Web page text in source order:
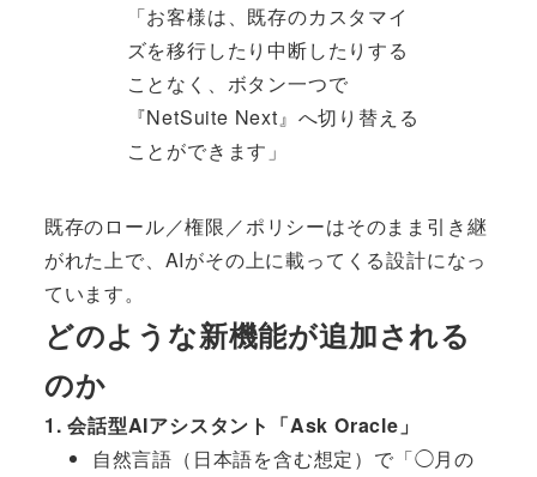
「お客様は、既存のカスタマイ
ズを移行したり中断したりする
ことなく、ボタン一つで
『NetSuite Next』へ切り替える
ことができます」
既存のロール／権限／ポリシーはそのまま引き継
がれた上で、AIがその上に載ってくる設計になっ
ています。
どのような新機能が追加される
のか
1. 会話型AIアシスタント「Ask Oracle」
自然言語（日本語を含む想定）で「◯月の